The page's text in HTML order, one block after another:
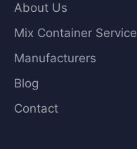
About Us
Mix Container Service
Manufacturers
Blog
Contact